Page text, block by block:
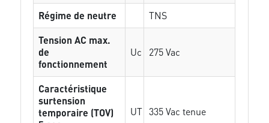
Régime de neutre
TNS
Tension AC max.
de
fonctionnement
Uc 275 Vac
Caractéristique
surtension
temporaire (TOV)
UT 335 Vac tenue